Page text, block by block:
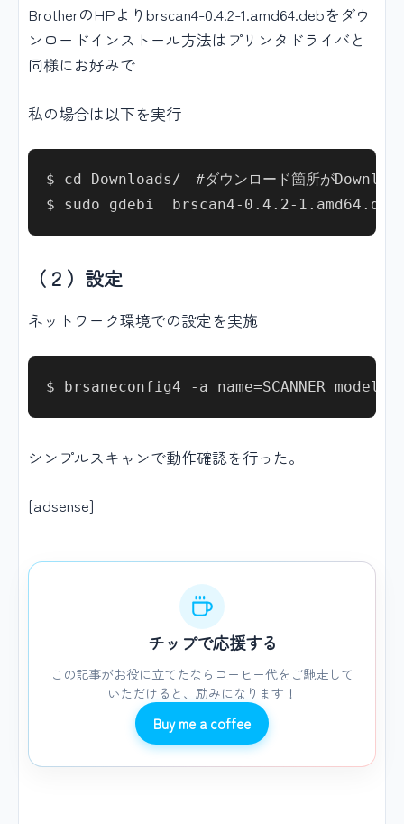
BrotherのHPよりbrscan4-0.4.2-1.amd64.debをダウ
ンロードインストール方法はプリンタドライバと
同様にお好みで
私の場合は以下を実行
$ cd Downloads/　#ダウンロード箇所が
（２）設定
ネットワーク環境での設定を実施
シンプルスキャンで動作確認を行った。
[adsense]
チップで応援する
この記事がお役に立てたならコーヒー代をご馳走して
いただけると、励みになります！
Buy me a coffee